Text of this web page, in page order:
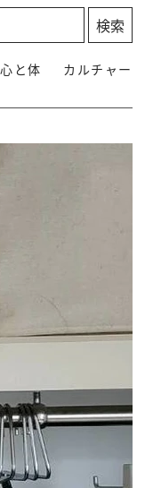
心と体 カルチャー